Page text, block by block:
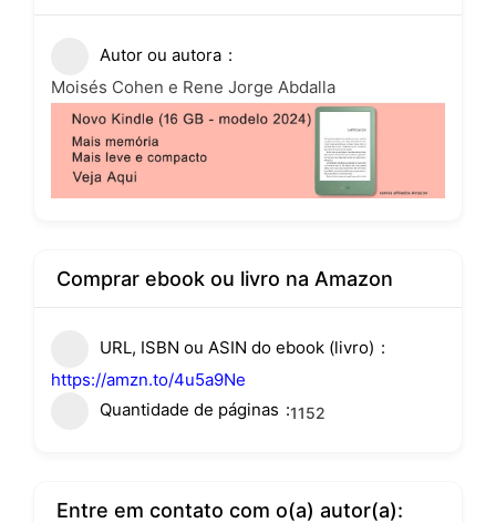
Autor ou autora
Moisés Cohen e Rene Jorge Abdalla
Comprar ebook ou livro na Amazon
URL, ISBN ou ASIN do ebook (livro)
https://amzn.to/4u5a9Ne
Quantidade de páginas
1152
Entre em contato com o(a) autor(a):